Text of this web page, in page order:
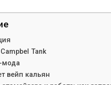
Tank
мода
вейп кальян